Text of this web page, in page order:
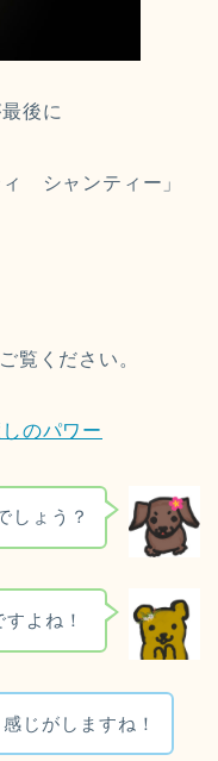
後に
シャンティー」
覧ください。
のパワー
しょう？
よね！
じがしますね！